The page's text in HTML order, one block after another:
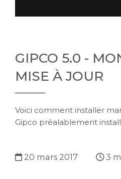
GIPCO 5.0 -
MISE À JOUR
Voici comment installer
Gipco préalablement
20 mars 2017 3